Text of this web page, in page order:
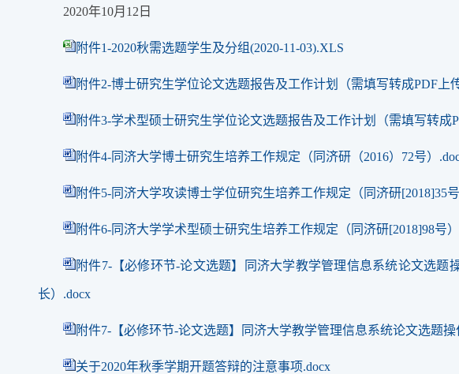
2020年10月12日
附件1-2020秋需选题学生及分组(2020-11-03).XLS
附件2-博士研究生学位论文选题报告及工作计划（需填写转成PDF上
附件3-学术型硕士研究生学位论文选题报告及工作计划（需填写转成
附件4-同济大学博士研究生培养工作规定（同济研（2016）72号）
附件5-同济大学攻读博士学位研究生培养工作规定（同济研[2018]35
附件6-同济大学学术型硕士研究生培养工作规定（同济研[2018]98号
附件7-【必修环节-论文选题】同济大学教学管理信息系统论文选题
长）.docx
附件7-【必修环节-论文选题】同济大学教学管理信息系统论文选题
关于2020年秋季学期开题答辩的注意事项.docx